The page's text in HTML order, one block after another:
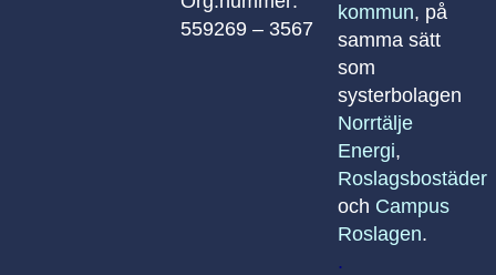
559269 – 3567
kommun, på
samma sätt
som
systerbolagen
Norrtälje
Energi,
Roslagsbostäder
och Campus
Roslagen.
.